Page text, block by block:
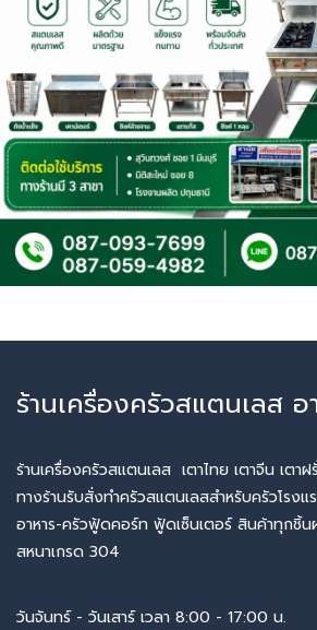
ร้านเครื่องครัวสแตนเลส
ร้านเครื่องครัวสแตนเลส เตาไทย เตาจีน เตา
ทางร้านรับสั่งทำครัวสแตนเลสสำหรับครัวโรงแ
อาหาร-ครัวฟู้ดคอร์ท ฟู้ดเซ็นเตอร์ สินค้าทุกชิ้
สหนาเกรด 304
วันจันทร์ - วันเสาร์ เวลา 8:00 - 17:00 น.